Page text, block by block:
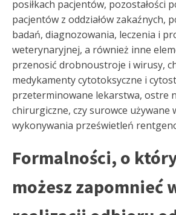
posiłkach pacjentów, pozostałości
pacjentów z oddziałów zakaźnych,
badań, diagnozowania, leczenia i
weterynaryjnej, a również inne
przenosić drobnoustroje i wirusy,
medykamenty cytotoksyczne i
przeterminowane lekarstwa, ostre
chirurgiczne, czy surowce używane
wykonywania prześwietleń
Formalności, o
możesz zapomnieć